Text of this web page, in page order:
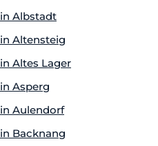
Albstadt
Altensteig
Altes Lager
Asperg
Aulendorf
Backnang